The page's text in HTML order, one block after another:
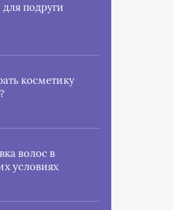
подруги
косметику
волос в
условиях